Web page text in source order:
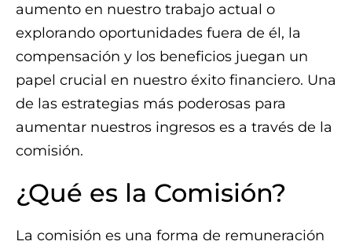
aumento en nuestro trabajo actual o
explorando oportunidades fuera de él, la
compensación y los beneficios juegan un
papel crucial en nuestro éxito financiero. Una
de las estrategias más poderosas para
aumentar nuestros ingresos es a través de la
comisión.
¿Qué es la Comisión?
La comisión es una forma de remuneración